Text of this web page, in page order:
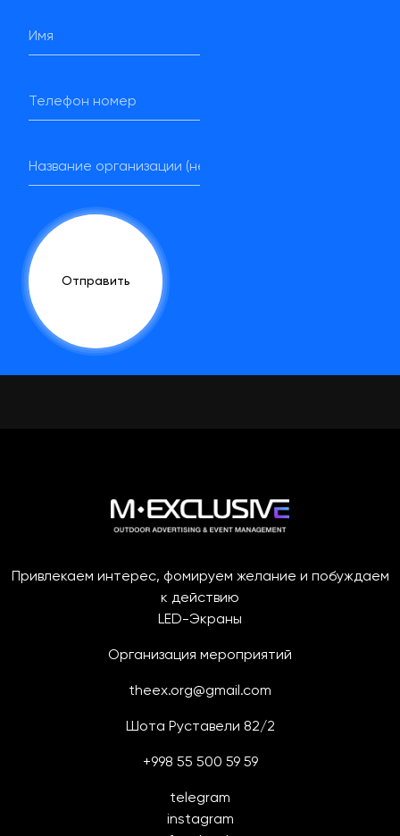
Отправить
Привлекаем интерес, фомируем желание и побуждаем
к действию
LED-Экраны
Организация мероприятий
theex.org@gmail.com
Шота Руставели 82/2
+998 55 500 59 59
telegram
instagram